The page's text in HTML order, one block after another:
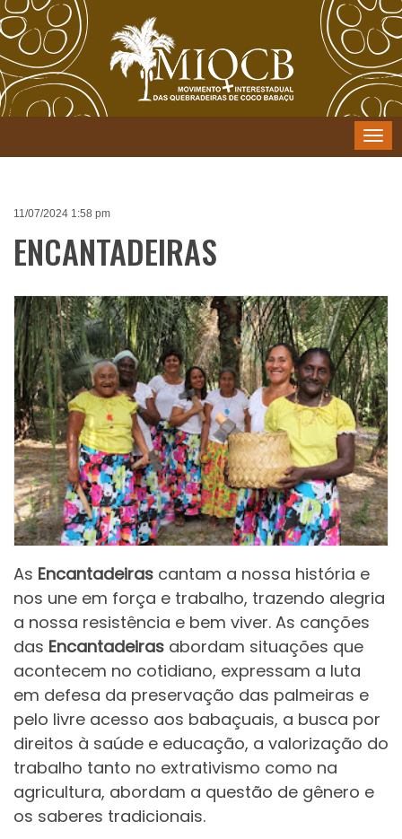
Menu
11/07/2024 1:58 pm
ENCANTADEIRAS
As Encantadeiras cantam a nossa história e
nos une em força e trabalho, trazendo alegria
a nossa resistência e bem viver. As canções
das Encantadeiras abordam situações que
acontecem no cotidiano, expressam a luta
em defesa da preservação das palmeiras e
pelo livre acesso aos babaçuais, a busca por
direitos à saúde e educação, a valorização do
trabalho tanto no extrativismo como na
agricultura, abordam a questão de gênero e
os saberes tradicionais.